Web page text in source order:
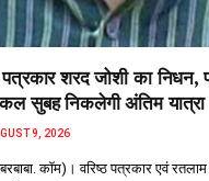
पत्रकार शरद जोशी का निधन,
सुबह निकलेगी अंतिम यात्रा
9, 2026
कॉम)। वरिष्ठ पत्रकार एवं